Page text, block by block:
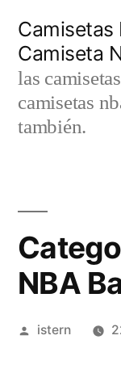
contenido
Camisetas
Camiseta
las
camisetas
también.
NBA
Publicado
istern